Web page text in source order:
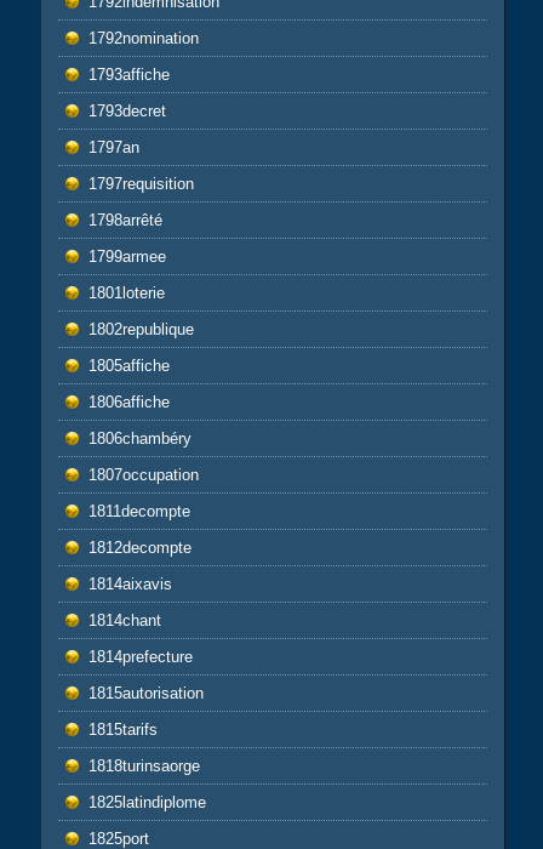
1792nomination
1793affiche
1793decret
1797an
1797requisition
1798arrêté
1799armee
1801loterie
1802republique
1805affiche
1806affiche
1806chambéry
1807occupation
1811decompte
1812decompte
1814aixavis
1814chant
1814prefecture
1815autorisation
1815tarifs
1818turinsaorge
1825latindiplome
1825port